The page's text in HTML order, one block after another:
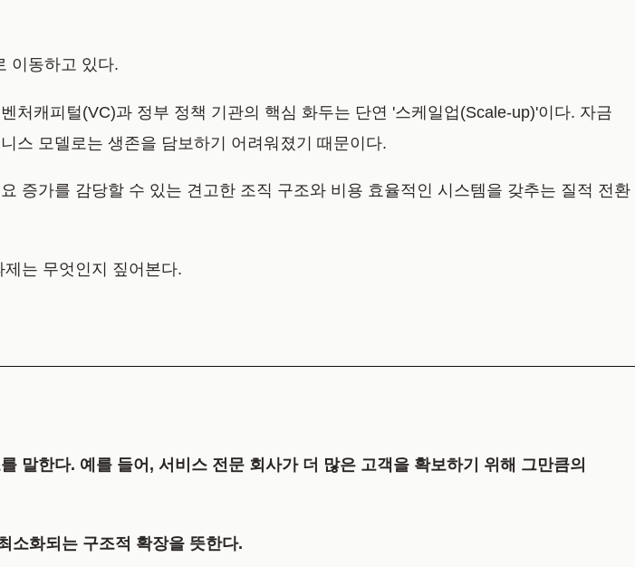
이동하고 있다.
캐피털(VC)과 정부 정책 기관의 핵심 화두는 단연 '스케일업(Scale-up)'이다. 자금
스 모델로는 생존을 담보하기 어려워졌기 때문이다.
증가를 감당할 수 있는 견고한 조직 구조와 비용 효율적인 시스템을 갖추는 질적 전환
는 무엇인지 짚어본다.
말한다. 예를 들어, 서비스 전문 회사가 더 많은 고객을 확보하기 위해 그만큼의
소화되는 구조적 확장을 뜻한다.